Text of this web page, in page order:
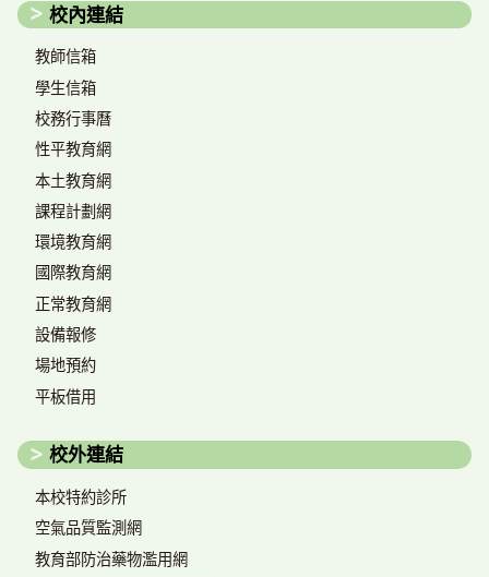
校內連結
教師信箱
學生信箱
校務行事曆
性平教育網
本土教育網
課程計劃網
環境教育網
國際教育網
正常教育網
設備報修
場地預約
平板借用
校外連結
本校特約診所
空氣品質監測網
教育部防治藥物濫用網